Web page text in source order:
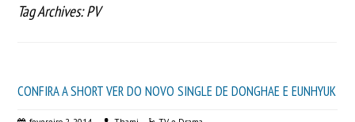
Tag Archives: PV
CONFIRA A SHORT VER DO NOVO SINGLE DE DONGHAE E EUNHYUK